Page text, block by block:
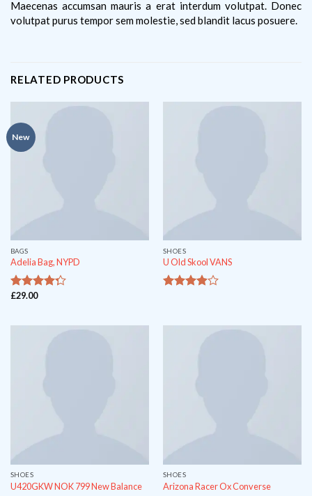
Maecenas accumsan mauris a erat interdum volutpat. Donec
volutpat purus tempor sem molestie, sed blandit lacus posuere.
RELATED PRODUCTS
New
BAGS
Adelia Bag, NYPD
4out of
£29.00
SHOES
U Old Skool VANS
SHOES
U420GKW NOK 799 New Balance
SHOES
Arizona Racer Ox Converse